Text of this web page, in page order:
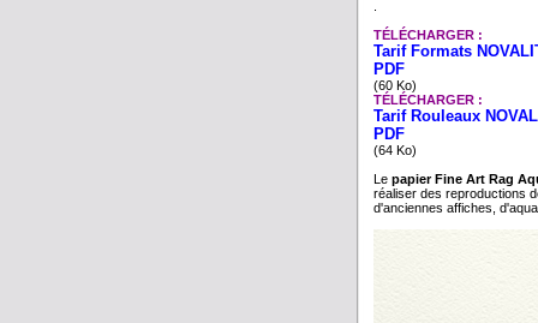
TÉLÉCHARGER :
Tarif Formats
PDF
(60 Ko)
TÉLÉCHARGER :
Tarif Rouleaux
PDF
(64 Ko)
Le papier Fine Art Rag
réaliser des reproductions
d'anciennes affiches,